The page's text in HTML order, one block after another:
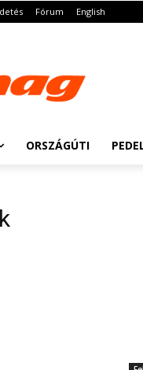
Fórum English
ORSZÁGÚTI